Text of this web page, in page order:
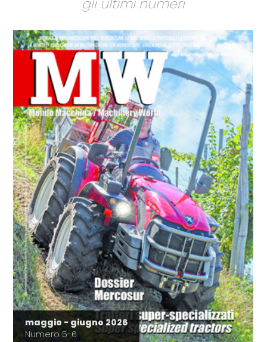
gli ultimi numeri
maggio - giugno 2026
Numero 5-6